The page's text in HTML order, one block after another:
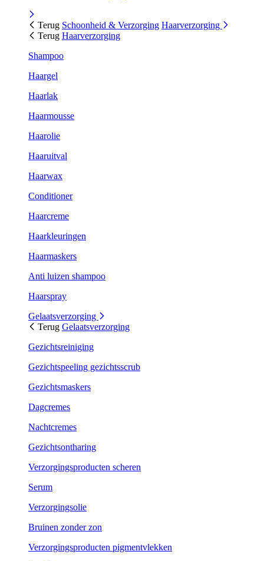
Terug Schoonheid & Verzorging Haarverzorging
Terug Haarverzorging
Shampoo
Haargel
Haarlak
Haarmousse
Haarolie
Haaruitval
Haarwax
Conditioner
Haarcreme
Haarkleuringen
Haarmaskers
Anti luizen shampoo
Haarspray
Gelaatsverzorging
Terug Gelaatsverzorging
Gezichtsreiniging
Gezichtspeeling gezichtsscrub
Gezichtsmaskers
Dagcremes
Nachtcremes
Gezichtsontharing
Verzorgingsproducten scheren
Serum
Verzorgingsolie
Bruinen zonder zon
Verzorgingsproducten pigmentvlekken